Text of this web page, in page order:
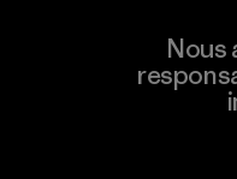
Nous